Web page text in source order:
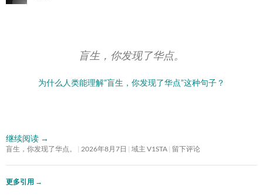
盲生，你发现了华点。
为什么人类能理解”盲生，你发现了华点”这种句子？
继续阅读 →
盲生，你发现了华点。 2026年8月7日 域主 V1STA 留下评论
更多引用 →